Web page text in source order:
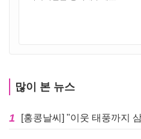
많이 본 뉴스
1